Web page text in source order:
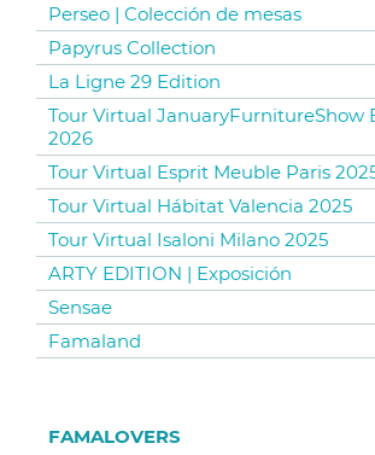
Perseo | Colección de mesas
Papyrus Collection
La Ligne 29 Edition
Tour Virtual JanuaryFurnitureShow
2026
Tour Virtual Esprit Meuble Paris
Tour Virtual Hábitat Valencia 2025
Tour Virtual Isaloni Milano 2025
ARTY EDITION | Exposición
Sensae
Famaland
FAMALOVERS